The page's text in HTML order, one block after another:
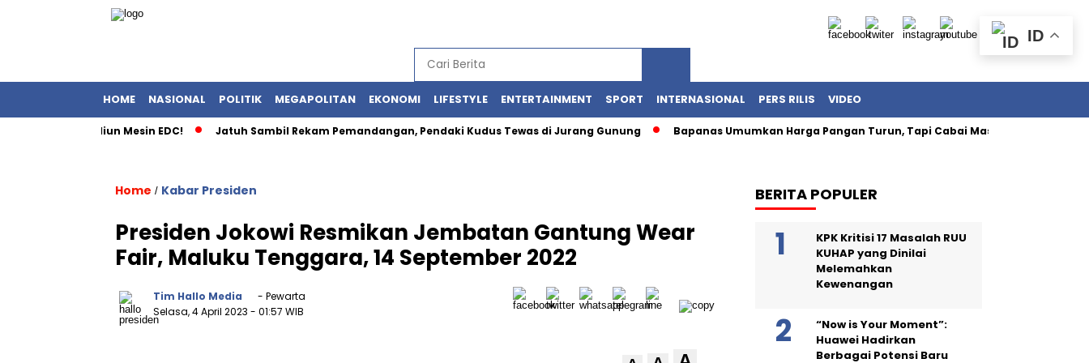
HOME NASIONAL POLITIK MEGAPOLITAN EKONOMI LIFESTYLE ENTERTAINMENT SPORT INTERNASIONAL PERS RILIS VIDEO
Rp2,1 Triliun Mesin EDC! Jatuh Sambil Rekam Pemandangan, Pendaki Kudus Tewas di Jurang Gunung Bapanas Umumkan Harga Pangan Turun, Tapi Cabai Masih Buat Kantong
Home / Kabar Presiden
Presiden Jokowi Resmikan Jembatan Gantung Wear
Fair, Maluku Tenggara, 14 September 2022
Tim Hallo Media
- Pewarta
Selasa, 4 April 2023 - 01:57 WIB
BERITA POPULER
KPK Kritisi 17 Masalah RUU
KUHAP yang Dinilai
Melemahkan
Kewenangan
“Now is Your Moment”:
Huawei Hadirkan
Berbagai Potensi Baru
ID